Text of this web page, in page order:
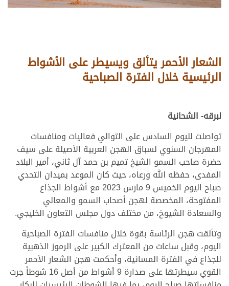
الشعار الأحمر يتألق ويسيطر على الأشواط
الرئيسية خلال الفترة الصباحية
لبرقه- الشحانية
تواصلت لليوم السادس على التوالي فعاليات ومنافسات
المهرجان السنوي لسباق الهجن العربية الأصيلة على سيف
حضرة صاحب السمو الشيخ تميم بن حمد آل ثاني، أمير البلاد
المفدى، حفظه الله ورعاه، حيث كان الموعد بميدان التحدي
صباح اليوم الخميس 9 مارس 2023 مع أشواط الجذاع
المفتوحة، المخصصة لهجن أصحاب السمو والمعالي
والسعادة الشيوخ، من مختلف دول مجلس التعاون الخليجي.
وتألقت هجن الرئاسة بقوة خلال منافسات الفترة الصباحية
اليوم، وقبل ساعات من المعترك الكبير على الرموز الذهبية
للجذاع في الفترة المسائية، وأحكمت هجن الشعار الأحمر
القوي سيطرتها على صدارة 9 أشواط من أصل 16 شوطاً جرت